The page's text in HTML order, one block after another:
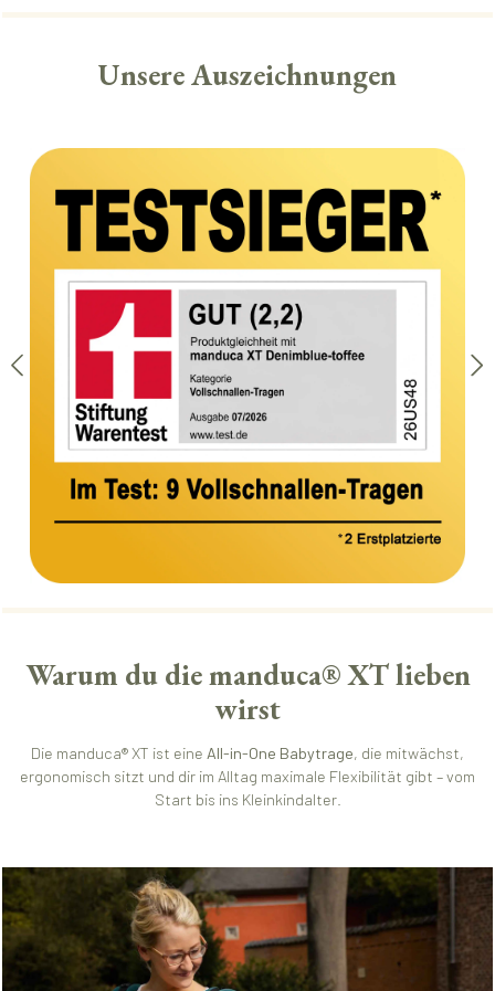
Unsere Auszeichnungen
Bildergalerie überspringen
Warum du die manduca® XT lieben
wirst
Die manduca® XT ist eine All-in-One Babytrage, die mitwächst,
ergonomisch sitzt und dir im Alltag maximale Flexibilität gibt – vom
Start bis ins Kleinkindalter.